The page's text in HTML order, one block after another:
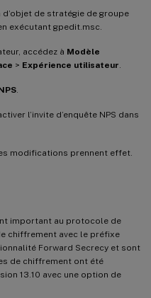
de stratégie de groupe
exécutant gpedit.msc.
accédez à Modèle
> Expérience utilisateur
l’invite d’enquête NPS dans
modifications prennent effet.
important au protocole de
chiffrement avec le préfixe
Forward Secrecy et sont
de chiffrement ont été
13.10 avec une option de